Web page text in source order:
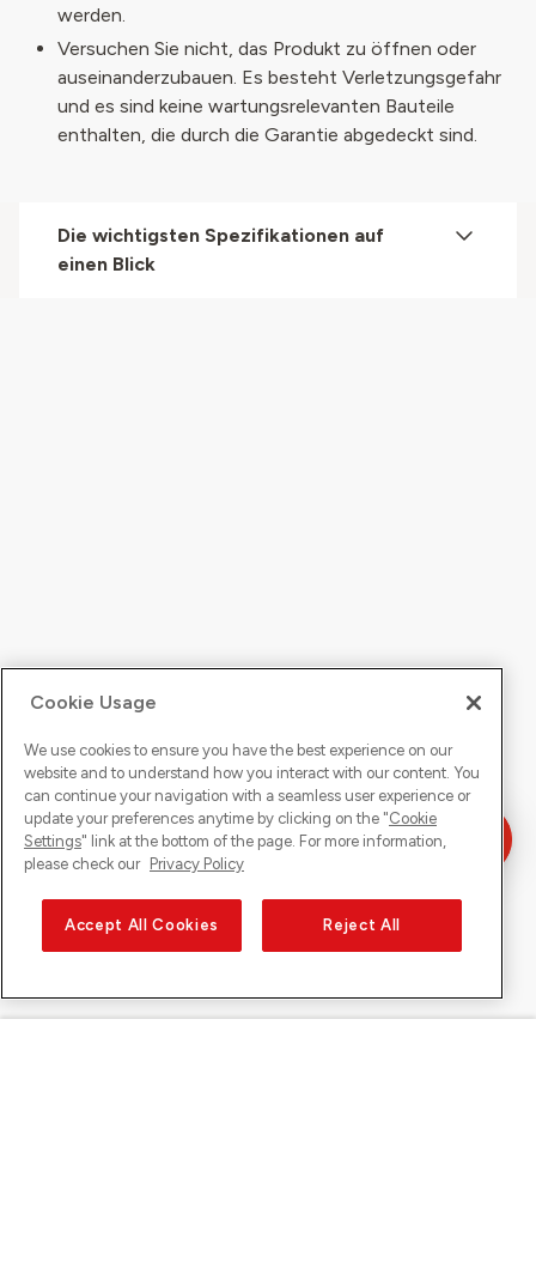
werden.
Versuchen Sie nicht, das Produkt zu öffnen oder
auseinanderzubauen. Es besteht Verletzungsgefahr
und es sind keine wartungsrelevanten Bauteile
enthalten, die durch die Garantie abgedeckt sind.
Die wichtigsten Spezifikationen auf
einen Blick
Cookie Usage
We use cookies to ensure you have the best experience on our
website and to understand how you interact with our content. You
can continue your navigation with a seamless user experience or
update your preferences anytime by clicking on the "Cookie
Settings" link at the bottom of the page. For more information,
please check our Privacy Policy
Accept All Cookies Reject All